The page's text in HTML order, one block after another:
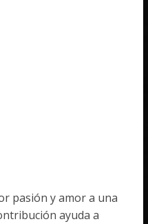
pasión y amor a una
ayuda a